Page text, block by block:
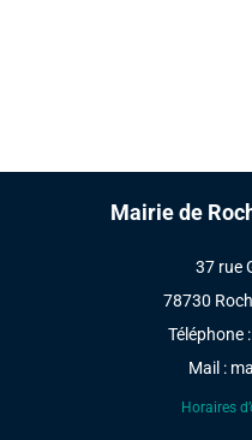
Mairie de
37 rue
78730
Téléphone
Mail :
Horaires